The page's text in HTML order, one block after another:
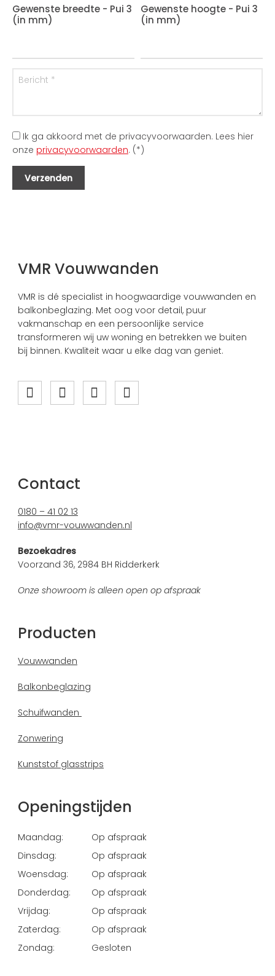
Gewenste breedte - Pui 3
(in mm)
Gewenste hoogte - Pui 3
(in mm)
Ik ga akkoord met de privacyvoorwaarden. Lees hier
onze privacyvoorwaarden. (*)
VMR Vouwwanden
VMR is dé specialist in hoogwaardige vouwwanden en
balkonbeglazing. Met oog voor detail, puur
vakmanschap en een persoonlijke service
transformeren wij uw woning en betrekken we buiten
bij binnen. Kwaliteit waar u elke dag van geniet.
Contact
0180 – 41 02 13
info@vmr-vouwwanden.nl
Bezoekadres
Voorzand 36, 2984 BH Ridderkerk
Onze showroom is alleen open op afspraak
Producten
Vouwwanden
Balkonbeglazing
Schuifwanden
Zonwering
Kunststof glasstrips
Openingstijden
Maandag:
Op afspraak
Dinsdag:
Op afspraak
Woensdag:
Op afspraak
Donderdag:
Op afspraak
Vrijdag:
Op afspraak
Zaterdag:
Op afspraak
Zondag:
Gesloten